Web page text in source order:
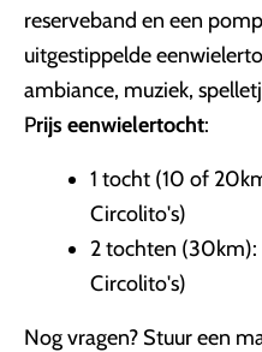
reserveband en een
uitgestippelde
ambiance, muziek,
Prijs eenwielertocht:
1 tocht (10 of
Circolito's)
2 tochten
Circolito's)
Nog vragen? Stuur een